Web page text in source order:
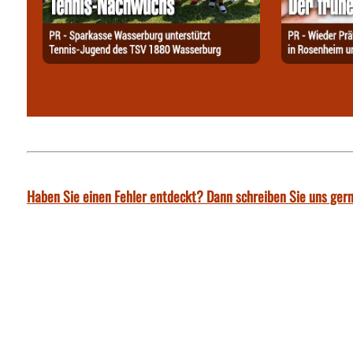
Haben Sie einen Fehler entdeckt? Dann schreiben Sie uns